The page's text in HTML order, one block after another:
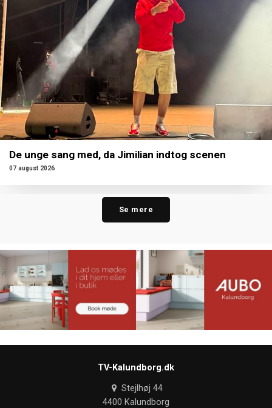
De unge sang med, da Jimilian indtog scenen
07 august 2026
Se mere
TV-Kalundborg.dk
Stejlhøj 44
4400 Kalundborg